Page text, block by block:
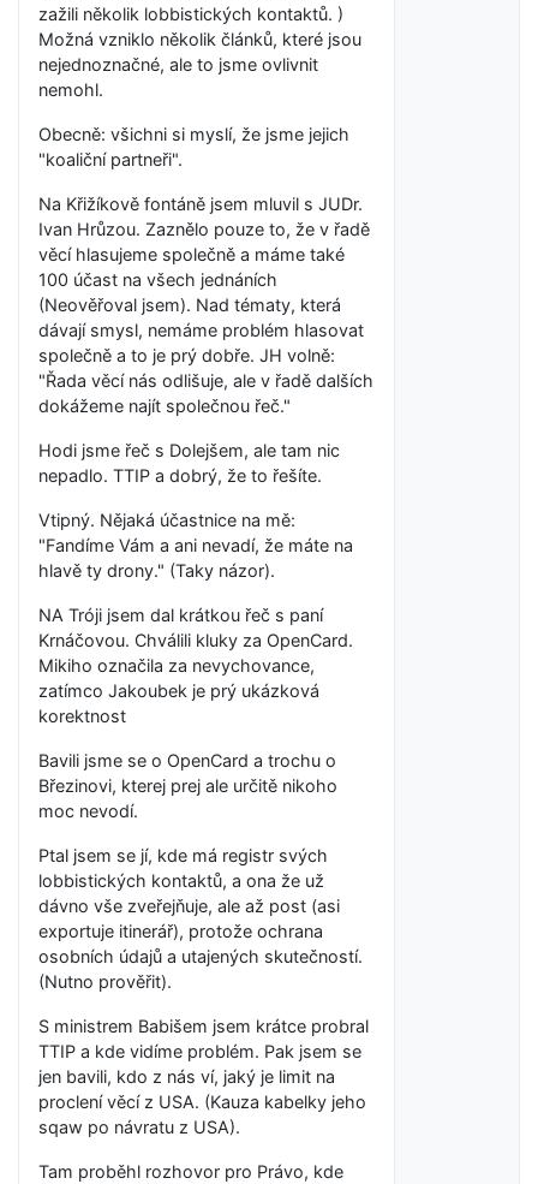
zažili několik lobbistických kontaktů. )
Možná vzniklo několik článků, které jsou
nejednoznačné, ale to jsme ovlivnit
nemohl.
Obecně: všichni si myslí, že jsme jejich
"koaliční partneři".
Na Křižíkově fontáně jsem mluvil s JUDr.
Ivan Hrůzou. Zaznělo pouze to, že v řadě
věcí hlasujeme společně a máme také
100 účast na všech jednáních
(Neověřoval jsem). Nad tématy, která
dávají smysl, nemáme problém hlasovat
společně a to je prý dobře. JH volně:
"Řada věcí nás odlišuje, ale v řadě dalších
dokážeme najít společnou řeč."
Hodi jsme řeč s Dolejšem, ale tam nic
nepadlo. TTIP a dobrý, že to řešíte.
Vtipný. Nějaká účastnice na mě:
"Fandíme Vám a ani nevadí, že máte na
hlavě ty drony." (Taky názor).
NA Tróji jsem dal krátkou řeč s paní
Krnáčovou. Chválili kluky za OpenCard.
Mikiho označila za nevychovance,
zatímco Jakoubek je prý ukázková
korektnost
Bavili jsme se o OpenCard a trochu o
Březinovi, kterej prej ale určitě nikoho
moc nevodí.
Ptal jsem se jí, kde má registr svých
lobbistických kontaktů, a ona že už
dávno vše zveřejňuje, ale až post (asi
exportuje itinerář), protože ochrana
osobních údajů a utajených skutečností.
(Nutno prověřit).
S ministrem Babišem jsem krátce probral
TTIP a kde vidíme problém. Pak jsem se
jen bavili, kdo z nás ví, jaký je limit na
proclení věcí z USA. (Kauza kabelky jeho
sqaw po návratu z USA).
Tam proběhl rozhovor pro Právo, kde